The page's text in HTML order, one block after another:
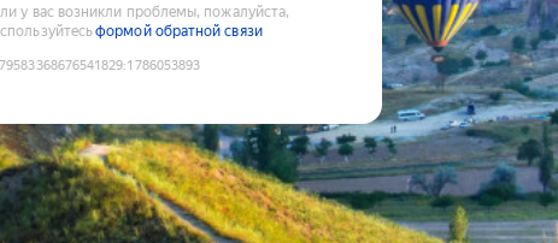
у вас возникли проблемы, пожалуйста,
формой обратной связи
:1786053893